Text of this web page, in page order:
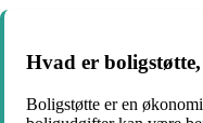
Hvad er
Boligstøtte er en